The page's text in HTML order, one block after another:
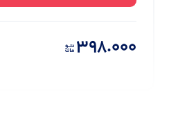
398.000